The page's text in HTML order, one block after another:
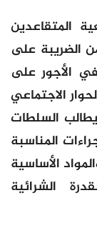
المتقاعدين
الضريبة على
الأجور على
الاجتماعي
السلطات
المناسبة
الأساسية
الشرائية